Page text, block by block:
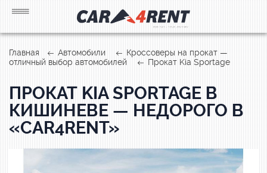
Главная Автомобили
Кроссоверы на прокат —
отличный выбор автомобилей
Прокат Kia Sportage
ПРОКАТ KIA SPORTAGE В
КИШИНЕВЕ — НЕДОРОГО В
«CAR4RENT»